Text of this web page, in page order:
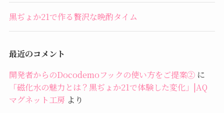
黒ぢょか21で作る贅沢な晩酌タイム
最近のコメント
開発者からのDocodemoフックの使い方をご提案②に
「磁化水の魅力とは？黒ぢょか21で体験した変化」|AQ
マグネット工房 より